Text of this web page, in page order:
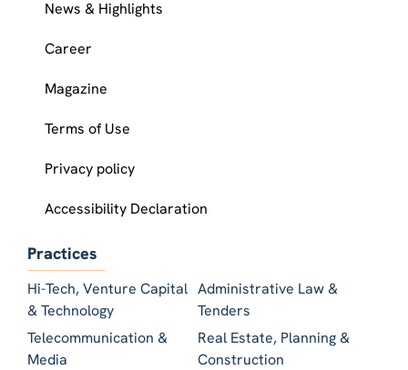
News & Highlights
Career
Magazine
Terms of Use
Privacy policy
Accessibility Declaration
Practices
Hi-Tech, Venture Capital
& Technology
Telecommunication &
Media
Administrative Law &
Tenders
Real Estate, Planning &
Construction